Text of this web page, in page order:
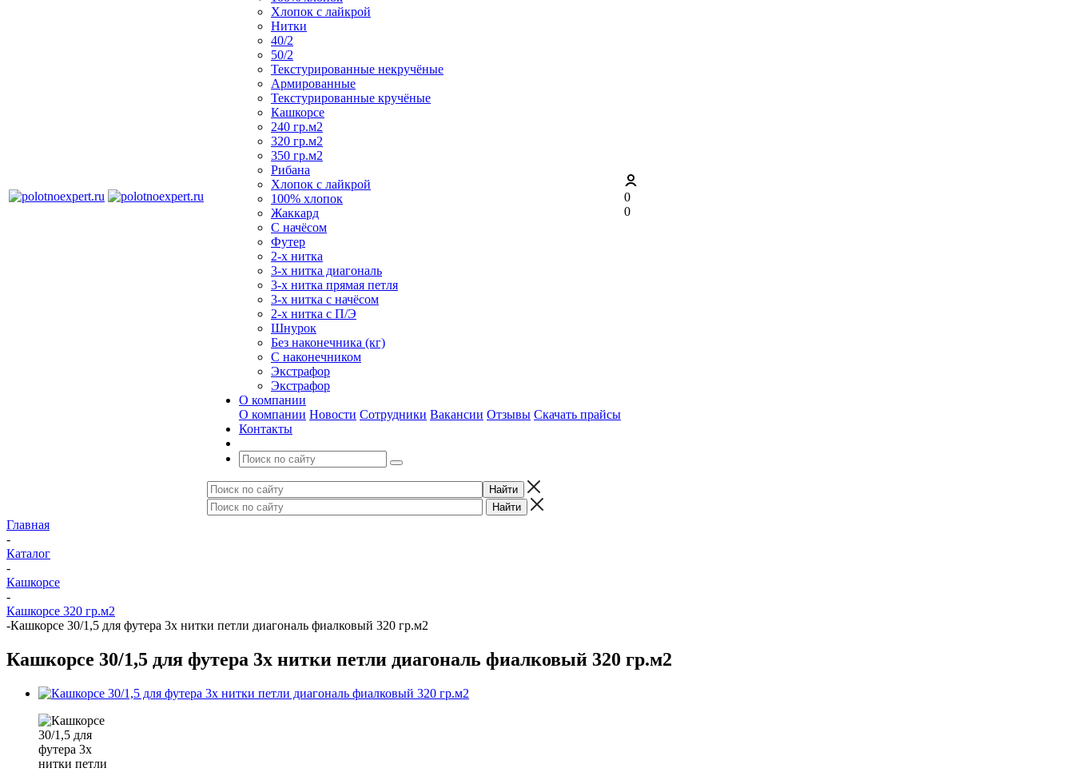
Хлопок с лайкрой
Нитки
40/2
50/2
Текстурированные некручёные
Армированные
Текстурированные кручёные
Кашкорсе
240 гр.м2
320 гр.м2
350 гр.м2
Рибана
Хлопок с лайкрой
100% хлопок
Жаккард
С начёсом
Футер
2-х нитка
3-х нитка диагональ
3-х нитка прямая петля
3-х нитка с начёсом
2-х нитка с П/Э
Шнурок
Без наконечника (кг)
С наконечником
Экстрафор
Экстрафор
О компании
О компании Новости Сотрудники Вакансии Отзывы Скачать прайсы
Контакты
0
0
Главная
-
Каталог
-
Кашкорсе
-
Кашкорсе 320 гр.м2
-Кашкорсе 30/1,5 для футера 3х нитки петли диагональ фиалковый 320 гр.м2
Кашкорсе 30/1,5 для футера 3х нитки петли диагональ фиалковый 320 гр.м2